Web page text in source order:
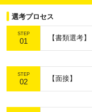
選考プロセス
STEP
01 【書類選考】
STEP
02 【面接】